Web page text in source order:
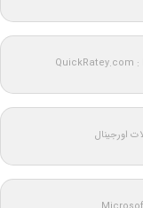
QuickRatey.com
اورجینال